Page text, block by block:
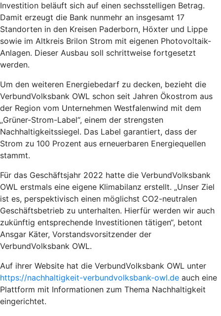
Investition beläuft sich auf einen sechsstelligen Betrag.
Damit erzeugt die Bank nunmehr an insgesamt 17
Standorten in den Kreisen Paderborn, Höxter und Lippe
sowie im Altkreis Brilon Strom mit eigenen Photovoltaik-
Anlagen. Dieser Ausbau soll schrittweise fortgesetzt
werden.
Um den weiteren Energiebedarf zu decken, bezieht die
VerbundVolksbank OWL schon seit Jahren Ökostrom aus
der Region vom Unternehmen Westfalenwind mit dem
„Grüner-Strom-Label“, einem der strengsten
Nachhaltigkeitssiegel. Das Label garantiert, dass der
Strom zu 100 Prozent aus erneuerbaren Energiequellen
stammt.
Für das Geschäftsjahr 2022 hatte die VerbundVolksbank
OWL erstmals eine eigene Klimabilanz erstellt. „Unser Ziel
ist es, perspektivisch einen möglichst CO2-neutralen
Geschäftsbetrieb zu unterhalten. Hierfür werden wir auch
zukünftig entsprechende Investitionen tätigen“, betont
Ansgar Käter, Vorstandsvorsitzender der
VerbundVolksbank OWL.
Auf ihrer Website hat die VerbundVolksbank OWL unter
https://nachhaltigkeit-verbundvolksbank-owl.de auch eine
Plattform mit Informationen zum Thema Nachhaltigkeit
eingerichtet.